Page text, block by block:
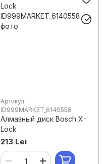
Артикул:
ID999MARKET_6140558
Алмазный диск Bosch X-
Lock
213 Lei